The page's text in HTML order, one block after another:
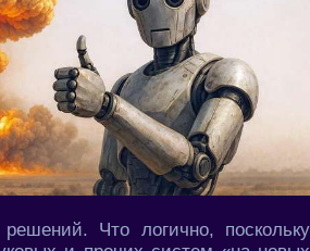
Что логично, поскольку